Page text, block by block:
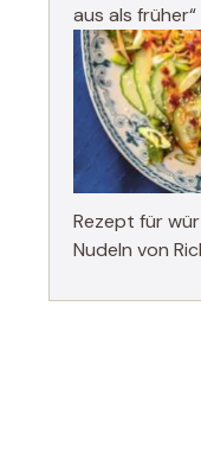
aus als früher“
Rezept für
Nudeln von